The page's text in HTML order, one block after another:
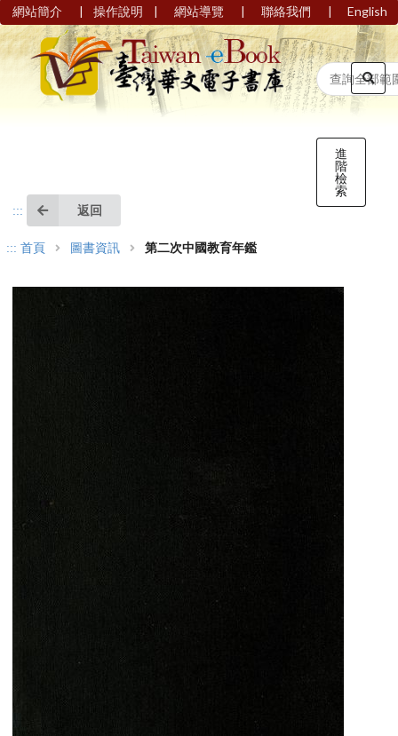
網站簡介 | 操作說明 | 網站導覽 | 聯絡我們 | English
進
階
檢
索
::: 返回
::: 首頁 圖書資訊 第二次中國教育年鑑